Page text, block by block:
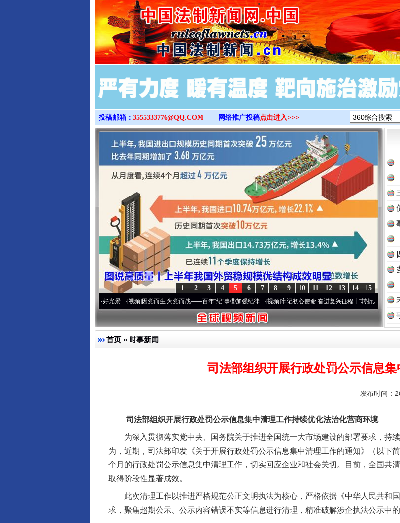
>
投稿邮箱： 3555333776@QQ.COM 网络推广投稿点击进入>>>
15
14
13
12
11
10
9
8
7
6
5
4
3
2
1
使命 奋进复兴征程丨宝塔山下好光景..·[视频]因党而生 为党而战——百年“纪”事⑧加强纪律..·[视频]牢记初心使命 奋进复兴征程丨“转折之城”激荡.. ·[视频]
首页 » 时事新闻
司法部组织开展行政处罚公示信息
发布时间：
司法部组织开展行政处罚公示信息集中清理工作持续优化法治化营商环境
为深入贯彻落实党中央、国务院关于推进全国统一大市场建设的部署要求，持
为，近期，司法部印发《关于开展行政处罚公示信息集中清理工作的通知》（以下
个月的行政处罚公示信息集中清理工作，切实回应企业和社会关切。目前，全国共
取得阶段性显著成效。
此次清理工作以推进严格规范公正文明执法为核心，严格依据《中华人民共和
求，聚焦超期公示、公示内容错误不实等信息进行清理，精准破解涉企执法公示中的
完善运行机制助力责任有效落实 一纸欠条伤亲情 巡回调解促和解..
东山县通报“牛蛙产品抗生素超标问题” 法徽映军营 权益有保障